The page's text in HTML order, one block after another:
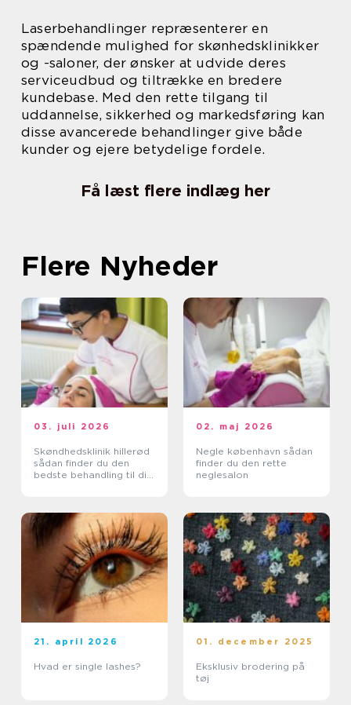
Laserbehandlinger repræsenterer en
spændende mulighed for skønhedsklinikker
og -saloner, der ønsker at udvide deres
serviceudbud og tiltrække en bredere
kundebase. Med den rette tilgang til
uddannelse, sikkerhed og markedsføring kan
disse avancerede behandlinger give både
kunder og ejere betydelige fordele.
Få læst flere indlæg her
Flere Nyheder
03. juli 2026
Skøndhedsklinik hillerød
sådan finder du den
bedste behandling til din
02. maj 2026
Negle københavn sådan
finder du den rette
neglesalon
21. april 2026
Hvad er single lashes?
01. december 2025
Eksklusiv brodering på
tøj